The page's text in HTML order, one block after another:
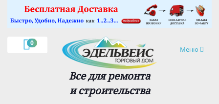
0
Навигация
Меню
Все для ремонта
и строительства
×